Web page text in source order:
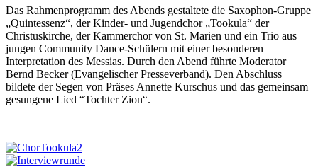
Das Rahmenprogramm des Abends gestaltete die Saxophon-Gruppe
„Quintessenz“, der Kinder- und Jugendchor „Tookula“ der
Christuskirche, der Kammerchor von St. Marien und ein Trio aus
jungen Community Dance-Schülern mit einer besonderen
Interpretation des Messias. Durch den Abend führte Moderator
Bernd Becker (Evangelischer Presseverband). Den Abschluss
bildete der Segen von Präses Annette Kurschus und das gemeinsam
gesungene Lied “Tochter Zion“.